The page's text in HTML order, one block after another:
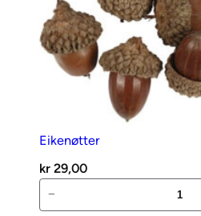
Eikenøtter
kr 29,00
antall
−